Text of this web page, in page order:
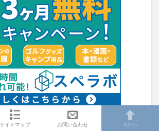
ランクルーム選びで迷ったら、「 スペ
サイトマップ お問い合わせ TOPへ